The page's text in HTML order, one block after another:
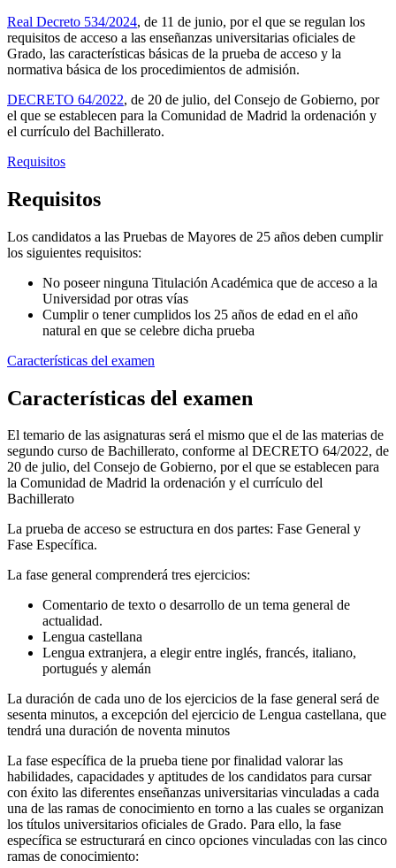
Real Decreto 534/2024, de 11 de junio, por el que se regulan los
requisitos de acceso a las enseñanzas universitarias oficiales de
Grado, las características básicas de la prueba de acceso y la
normativa básica de los procedimientos de admisión.
DECRETO 64/2022, de 20 de julio, del Consejo de Gobierno, por
el que se establecen para la Comunidad de Madrid la ordenación y
el currículo del Bachillerato.
Requisitos
Requisitos
Los candidatos a las Pruebas de Mayores de 25 años deben cumplir
los siguientes requisitos:
No poseer ninguna Titulación Académica que de acceso a la
Universidad por otras vías
Cumplir o tener cumplidos los 25 años de edad en el año
natural en que se celebre dicha prueba
Características del examen
Características del examen
El temario de las asignaturas será el mismo que el de las materias de
segundo curso de Bachillerato, conforme al DECRETO 64/2022, de
20 de julio, del Consejo de Gobierno, por el que se establecen para
la Comunidad de Madrid la ordenación y el currículo del
Bachillerato
La prueba de acceso se estructura en dos partes: Fase General y
Fase Específica.
La fase general comprenderá tres ejercicios:
Comentario de texto o desarrollo de un tema general de
actualidad.
Lengua castellana
Lengua extranjera, a elegir entre inglés, francés, italiano,
portugués y alemán
La duración de cada uno de los ejercicios de la fase general será de
sesenta minutos, a excepción del ejercicio de Lengua castellana, que
tendrá una duración de noventa minutos
La fase específica de la prueba tiene por finalidad valorar las
habilidades, capacidades y aptitudes de los candidatos para cursar
con éxito las diferentes enseñanzas universitarias vinculadas a cada
una de las ramas de conocimiento en torno a las cuales se organizan
los títulos universitarios oficiales de Grado. Para ello, la fase
específica se estructurará en cinco opciones vinculadas con las cinco
ramas de conocimiento: